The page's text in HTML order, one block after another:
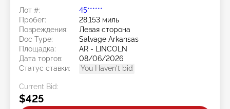
Лот #:
45******
Пробег:
28,153 миль
Повреждения:
Левая сторона
Doc Type:
Salvage Arkansas
Площадка:
AR - LINCOLN
Дата торгов:
08/06/2026
Статус ставки:
You Haven't bid
Current Bid:
$425